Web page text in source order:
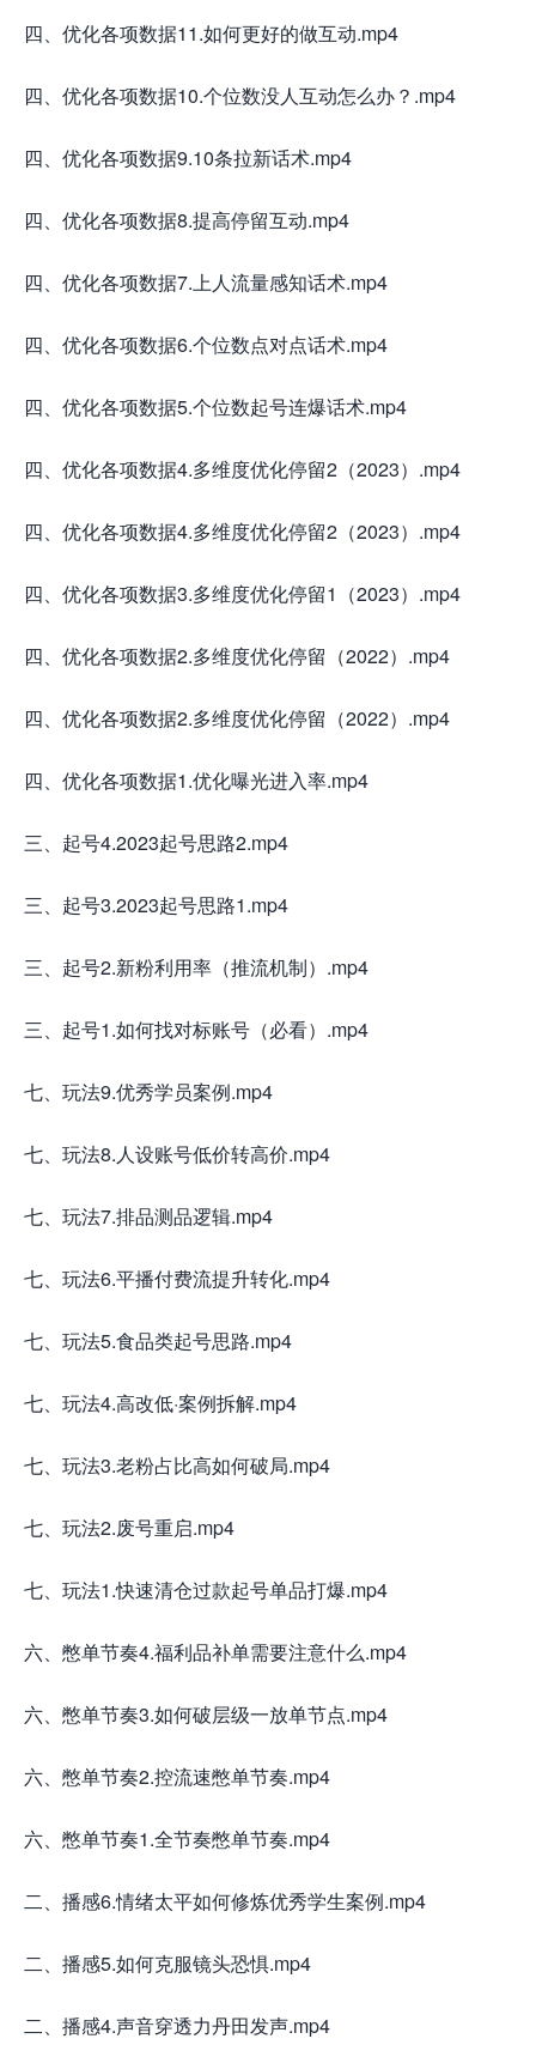
四、优化各项数据11.如何更好的做互动.mp4
四、优化各项数据10.个位数没人互动怎么办？.mp4
四、优化各项数据9.10条拉新话术.mp4
四、优化各项数据8.提高停留互动.mp4
四、优化各项数据7.上人流量感知话术.mp4
四、优化各项数据6.个位数点对点话术.mp4
四、优化各项数据5.个位数起号连爆话术.mp4
四、优化各项数据4.多维度优化停留2（2023）.mp4
四、优化各项数据4.多维度优化停留2（2023）.mp4
四、优化各项数据3.多维度优化停留1（2023）.mp4
四、优化各项数据2.多维度优化停留（2022）.mp4
四、优化各项数据2.多维度优化停留（2022）.mp4
四、优化各项数据1.优化曝光进入率.mp4
三、起号4.2023起号思路2.mp4
三、起号3.2023起号思路1.mp4
三、起号2.新粉利用率（推流机制）.mp4
三、起号1.如何找对标账号（必看）.mp4
七、玩法9.优秀学员案例.mp4
七、玩法8.人设账号低价转高价.mp4
七、玩法7.排品测品逻辑.mp4
七、玩法6.平播付费流提升转化.mp4
七、玩法5.食品类起号思路.mp4
七、玩法4.高改低·案例拆解.mp4
七、玩法3.老粉占比高如何破局.mp4
七、玩法2.废号重启.mp4
七、玩法1.快速清仓过款起号单品打爆.mp4
六、憋单节奏4.福利品补单需要注意什么.mp4
六、憋单节奏3.如何破层级一放单节点.mp4
六、憋单节奏2.控流速憋单节奏.mp4
六、憋单节奏1.全节奏憋单节奏.mp4
二、播感6.情绪太平如何修炼优秀学生案例.mp4
二、播感5.如何克服镜头恐惧.mp4
二、播感4.声音穿透力丹田发声.mp4